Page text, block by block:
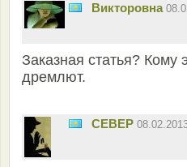
Викторовна
Заказная статья? Кому
дремлют.
CEBEP